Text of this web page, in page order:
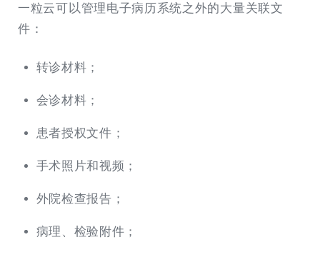
一粒云可以管理电子病历系统之外的大量关联文
件：
转诊材料；
会诊材料；
患者授权文件；
手术照片和视频；
外院检查报告；
病理、检验附件；